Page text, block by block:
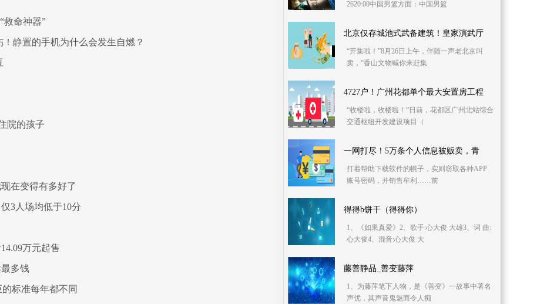
救命神器”
静置的手机为什么会发生自燃？
院的孩子
在变得有多好了
3人场均低于10分
万元起售
多钱
标准每年都不同
2620:00中国男篮方面：中国男篮
北京仅存城池式武备建筑！皇家演武厅
“开集啦！”8月26日上午，伴随一声老北京叫
卖，“香山文物喊你来赶集
4727户！广州花都单个最大安置房工程
“收楼啦，收楼啦！”日前，花都区广州北站综合
交通枢纽开发建设项目（
一网打尽！5万条个人信息被贩卖，青
打着帮助下载软件的幌子，实则窃取各种APP
账号密码，并销售牟利……前
得得b饼干（得得你）
1、《如果真爱》2、歌手:心大俊 大雄3、词 曲:
心大俊4、混音:心大俊 大
藤善静品_善变藤萍
1、为藤萍笔下人物，是《善变》一故事中著名
声优，其声音鬼魅而令人痴